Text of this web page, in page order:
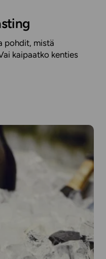
pohdit, mistä
kaipaatko kenties